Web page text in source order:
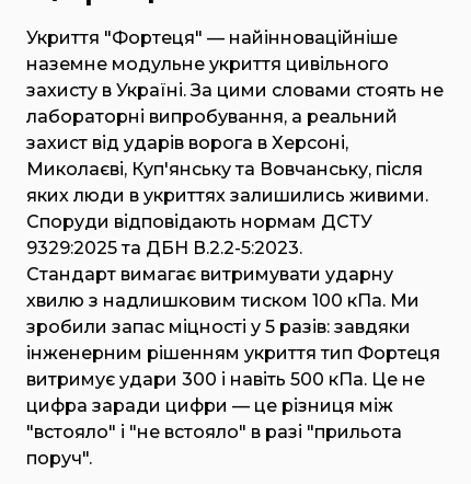
Укриття "Фортеця" — найінноваційніше
наземне модульне укриття цивільного
захисту в Україні. За цими словами стоять не
лабораторні випробування, а реальний
захист від ударів ворога в Херсоні,
Миколаєві, Куп'янську та Вовчанську, після
яких люди в укриттях залишились живими.
Споруди відповідають нормам ДСТУ
9329:2025 та ДБН В.2.2-5:2023.
Стандарт вимагає витримувати ударну
хвилю з надлишковим тиском 100 кПа. Ми
зробили запас міцності у 5 разів: завдяки
інженерним рішенням укриття тип Фортеця
витримує удари 300 і навіть 500 кПа. Це не
цифра заради цифри — це різниця між
"встояло" і "не встояло" в разі "прильота
поруч".